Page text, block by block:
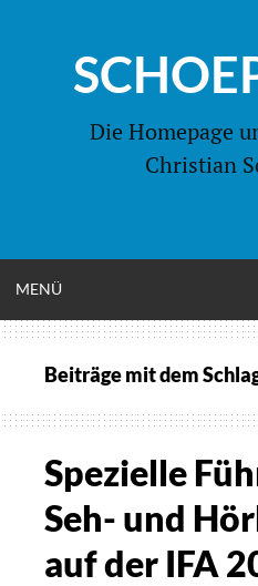
springen
Die Homepage
Christian
MENÜ
Beiträge mit dem
Spezielle
Seh- und
auf der IFA